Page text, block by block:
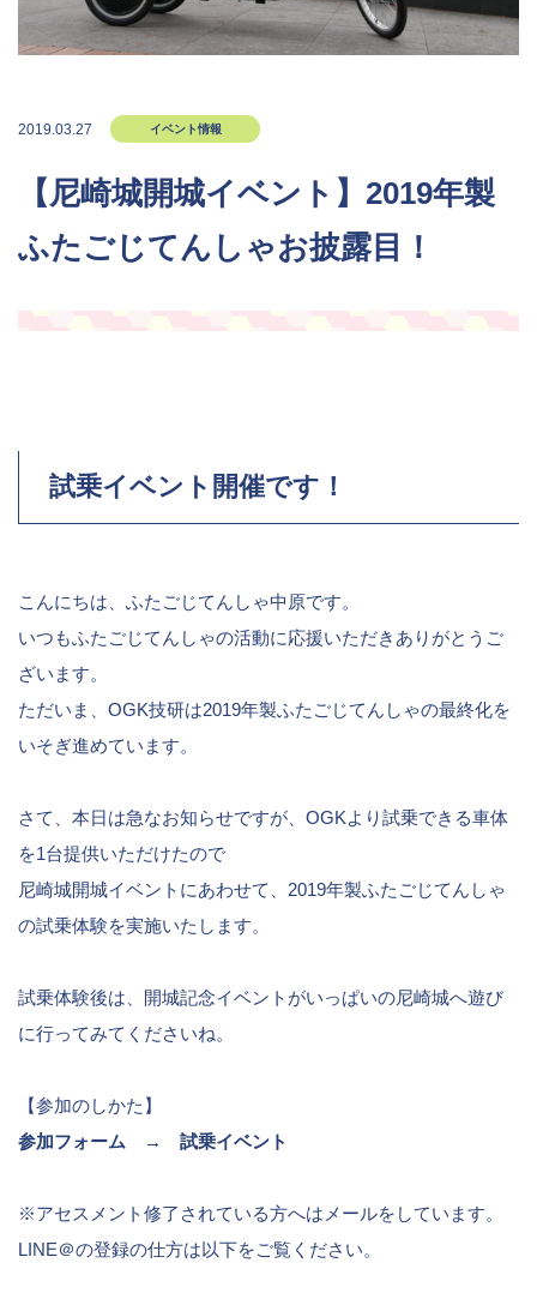
2019.03.27 イベント情報
【尼崎城開城イベント】2019年製
ふたごじてんしゃお披露目！
試乗イベント開催です！
こんにちは、ふたごじてんしゃ中原です。
いつもふたごじてんしゃの活動に応援いただきありがとうご
ざいます。
ただいま、OGK技研は2019年製ふたごじてんしゃの最終化を
いそぎ進めています。
さて、本日は急なお知らせですが、OGKより試乗できる車体
を1台提供いただけたので
尼崎城開城イベントにあわせて、2019年製ふたごじてんしゃ
の試乗体験を実施いたします。
試乗体験後は、開城記念イベントがいっぱいの尼崎城へ遊び
に行ってみてくださいね。
【参加のしかた】
参加フォーム → 試乗イベント
※アセスメント修了されている方へはメールをしています。
LINE＠の登録の仕方は以下をご覧ください。